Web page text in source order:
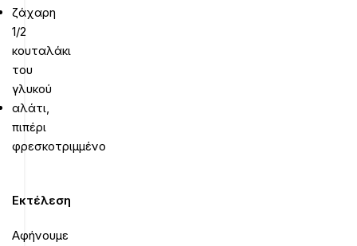
ζάχαρη
1/2
κουταλάκι
του
γλυκού
αλάτι,
πιπέρι
φρεσκοτριμμένο
Εκτέλεση
Αφήνουμε